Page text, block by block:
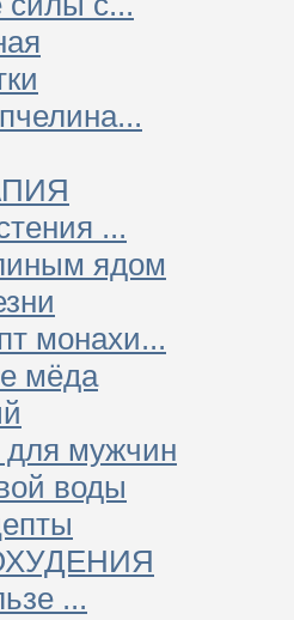
...
ядом
монахи...
мёда
мужчин
воды
...